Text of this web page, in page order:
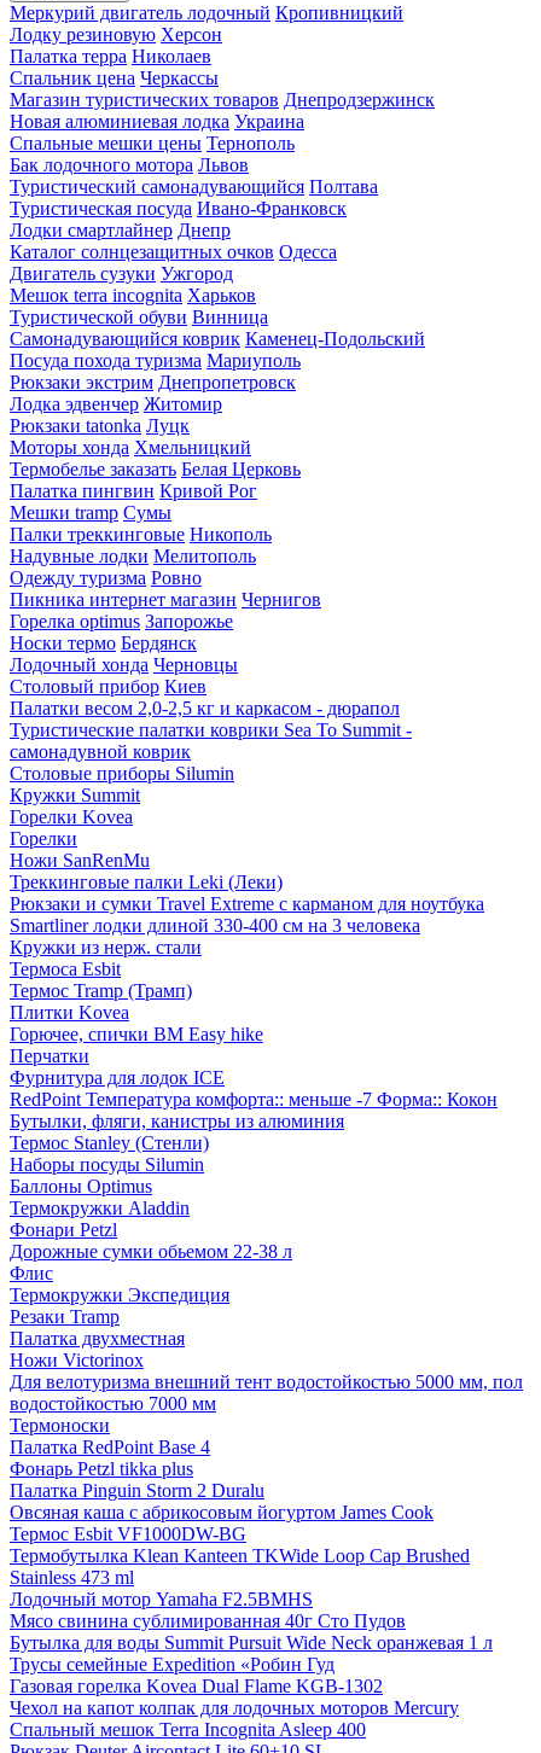
Меркурий двигатель лодочный Кропивницкий
Лодку резиновую Херсон
Палатка терра Николаев
Спальник цена Черкассы
Магазин туристических товаров Днепродзержинск
Новая алюминиевая лодка Украина
Спальные мешки цены Тернополь
Бак лодочного мотора Львов
Туристический самонадувающийся Полтава
Туристическая посуда Ивано-Франковск
Лодки смартлайнер Днепр
Каталог солнцезащитных очков Одесса
Двигатель сузуки Ужгород
Мешок terra incognita Харьков
Туристической обуви Винница
Самонадувающийся коврик Каменец-Подольский
Посуда похода туризма Мариуполь
Рюкзаки экстрим Днепропетровск
Лодка эдвенчер Житомир
Рюкзаки tatonka Луцк
Моторы хонда Хмельницкий
Термобелье заказать Белая Церковь
Палатка пингвин Кривой Рог
Мешки tramp Сумы
Палки треккинговые Никополь
Надувные лодки Мелитополь
Одежду туризма Ровно
Пикника интернет магазин Чернигов
Горелка optimus Запорожье
Носки термо Бердянск
Лодочный хонда Черновцы
Столовый прибор Киев
Палатки весом 2,0-2,5 кг и каркасом - дюрапол
Туристические палатки коврики Sea To Summit -
самонадувной коврик
Столовые приборы Silumin
Кружки Summit
Горелки Kovea
Горелки
Ножи SanRenMu
Треккинговые палки Leki (Леки)
Рюкзаки и сумки Travel Extreme с карманом для ноутбука
Smartliner лодки длиной 330-400 см на 3 человека
Кружки из нерж. стали
Термоса Esbit
Термос Tramp (Трамп)
Плитки Kovea
Горючее, спички BM Easy hike
Перчатки
Фурнитура для лодок ICE
RedPoint Температура комфорта:: меньше -7 Форма:: Кокон
Бутылки, фляги, канистры из алюминия
Термос Stanley (Стенли)
Наборы посуды Silumin
Баллоны Optimus
Термокружки Aladdin
Фонари Petzl
Дорожные сумки обьемом 22-38 л
Флис
Термокружки Экспедиция
Резаки Tramp
Палатка двухместная
Ножи Victorinox
Для велотуризма внешний тент водостойкостью 5000 мм, пол
водостойкостью 7000 мм
Термоноски
Палатка RedPoint Base 4
Фонарь Petzl tikka plus
Палатка Pinguin Storm 2 Duralu
Овсяная каша с абрикосовым йогуртом James Cook
Термос Esbit VF1000DW-BG
Термобутылка Klean Kanteen TKWide Loop Cap Brushed
Stainless 473 ml
Лодочный мотор Yamaha F2.5BMHS
Мясо свинина сублимированная 40г Сто Пудов
Бутылка для воды Summit Pursuit Wide Neck оранжевая 1 л
Трусы семейные Expedition «Робин Гуд
Газовая горелка Kovea Dual Flame KGB-1302
Чехол на капот колпак для лодочных моторов Mercury
Спальный мешок Terra Incognita Asleep 400